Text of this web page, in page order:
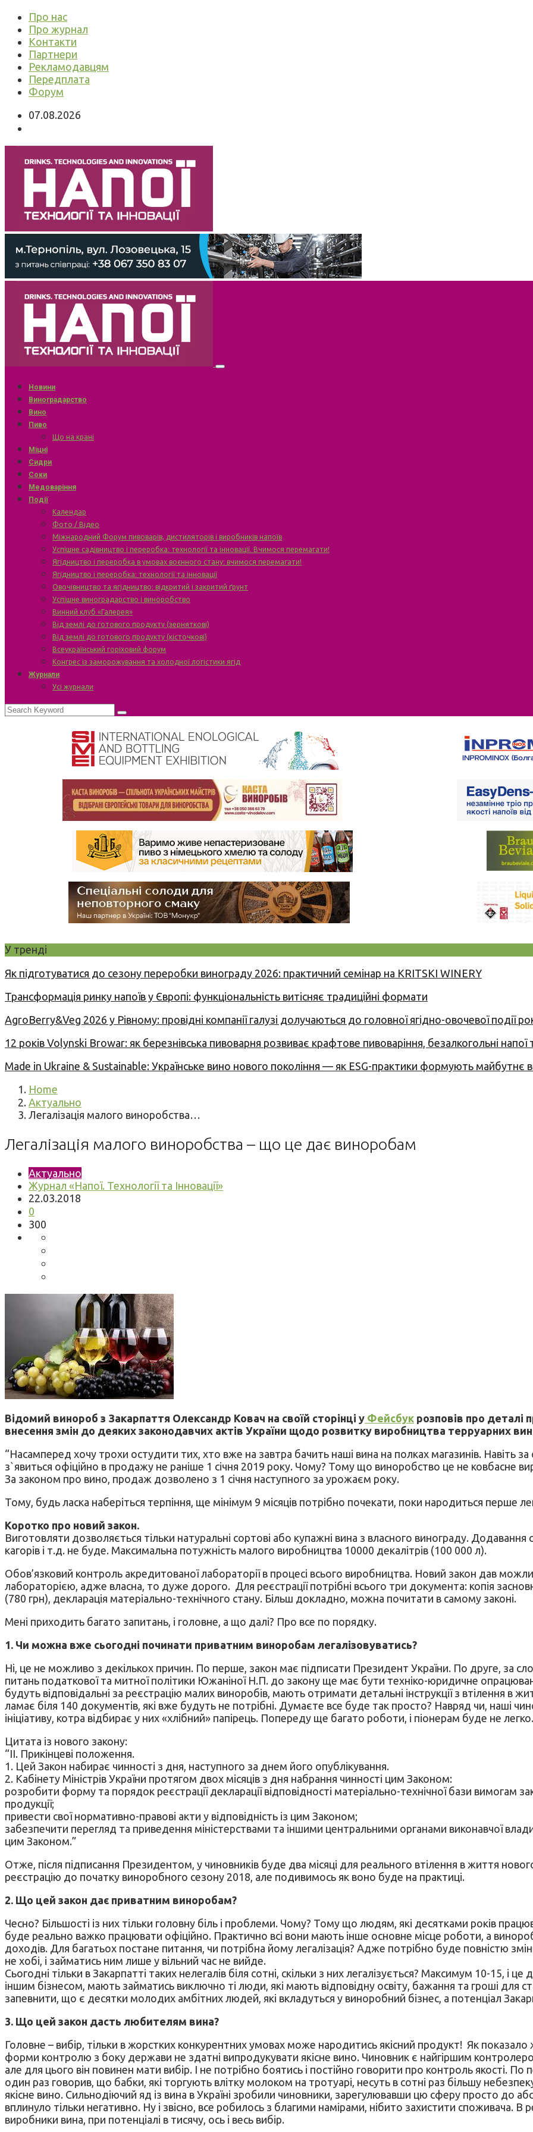
Про нас
Про журнал
Контакти
Партнери
Рекламодавцям
Передплата
Форум
07.08.2026
Новини
Виноградарство
Вино
Пиво
Що на крані
Міцні
Сидри
Соки
Медоваріння
Події
Календар
Фото / Відео
Міжнародний Форум пивоварів, дистиляторів і виробників напоїв
Успішне садівництво і переробка: технології та інновації. Вчимося перемагати!
Ягідництво і переробка в умовах воєнного стану: вчимося перемагати!
Ягідництво і переробка: технології та інновації
Овочівництво та ягідництво: відкритий і закритий ґрунт
Успішне виноградарство і виноробство
Винний клуб «Галерея»
Від землі до готового продукту (зерняткові)
Від землі до готового продукту (кісточкові)
Всеукраїнський горіховий форум
Конгрес із заморожування та холодної логістики ягід
Журнали
Усі журнали
У тренді
Як підготуватися до сезону переробки винограду 2026: практичний семінар на KRITSKI WINERY
Трансформація ринку напоїв у Європі: функціональність витісняє традиційні формати
AgroBerry&Veg 2026 у Рівному: провідні компанії галузі долучаються до головної ягідно-овочевої події
12 років Volynski Browar: як березнівська пивоварня розвиває крафтове пивоваріння, безалкогольні напої
Made in Ukraine & Sustainable: Українське вино нового покоління — як ESG-практики формують майбутнє
Home
Актуально
Легалізація малого виноробства…
Легалізація малого виноробства – що це дає виноробам
Актуально
Журнал «Напої. Технології та Інновації»
22.03.2018
0
300
Відомий винороб з Закарпаття Олександр Ковач на своїй сторінці у Фейсбук розповів про деталі
внесення змін до деяких законодавчих актів України щодо розвитку виробництва терруарних
“Насамперед хочу трохи остудити тих, хто вже на завтра бачить наші вина на полках магазинів. Навіть
з`явиться офіційно в продажу не раніше 1 січня 2019 року. Чому? Тому що виноробство це не ковбасне
За законом про вино, продаж дозволено з 1 січня наступного за урожаєм року.
Тому, будь ласка наберіться терпіння, ще мінімум 9 місяців потрібно почекати, поки народиться перше
Коротко про новий закон.
Виготовляти дозволяється тільки натуральні сортові або купажні вина з власного винограду.
кагорів і т.д. не буде. Максимальна потужність малого виробництва 10000 декалітрів (100 000 л).
Обов’язковий контроль акредитованої лабораторії в процесі всього виробництва. Новий закон дав
лабораторією, адже власна, то дуже дорого. Для реєстрації потрібні всього три документа: копія
(780 грн), декларація матеріально-технічного стану. Більш докладно, можна почитати в самому законі.
Мені приходить багато запитань, і головне, а що далі? Про все по порядку.
1. Чи можна вже сьогодні починати приватним виноробам легалізовуватись?
Ні, це не можливо з декількох причин. По перше, закон має підписати Президент України. По друге, за
питань податкової та митної політики Южаніної Н.П. до закону ще має бути техніко-юридичне
будуть відповідальні за реєстрацію малих виноробів, мають отримати детальні інструкції з втілення в
ламає біля 140 документів, які вже будуть не потрібні. Думаєте все буде так просто? Навряд чи, наші
ініціативу, котра відбирає у них «хлібний» папірець. Попереду ще багато роботи, і піонерам буде не легко.
Цитата із нового закону:
“IІ. Прикінцеві положення.
1. Цей Закон набирає чинності з дня, наступного за днем його опублікування.
2. Кабінету Міністрів України протягом двох місяців з дня набрання чинності цим Законом:
розробити форму та порядок реєстрації декларації відповідності матеріально-технічної бази вимогам
продукції;
привести свої нормативно-правові акти у відповідність із цим Законом;
забезпечити перегляд та приведення міністерствами та іншими центральними органами виконавчої влади
цим Законом.”
Отже, після підписання Президентом, у чиновників буде два місяці для реального втілення в життя
реєстрацію до початку виноробного сезону 2018, але подивимось як воно буде на практиці.
2. Що цей закон дає приватним виноробам?
Чесно? Більшості із них тільки головну біль і проблеми. Чому? Тому що людям, які десятками років
буде реально важко працювати офіційно. Практично всі вони мають інше основне місце роботи, а
доходів. Для багатьох постане питання, чи потрібна йому легалізація? Адже потрібно буде повністю
не хобі, і займатись ним лише у вільний час не вийде.
Сьогодні тільки в Закарпатті таких нелегалів біля сотні, скільки з них легалізується? Максимум 10-15,
іншим бізнесом, мають займатись виключно ті люди, які мають відповідну освіту, бажання та гроші для
запевнити, що є десятки молодих амбітних людей, які вкладуться у виноробний бізнес, а потенціал
3. Що цей закон дасть любителям вина?
Головне – вибір, тільки в жорстких конкурентних умовах може народитись якісний продукт! Як показало
форми контролю з боку держави не здатні випродукувати якісне вино. Чиновник є найгіршим
але для цього він повинен мати вибір. І не потрібно боятись і постійно говорити про контроль якості.
один раз говорив, що бабки, які торгують влітку молоком на тротуарі, несуть в сотні раз більшу
якісне вино. Сильнодіючий яд із вина в Україні зробили чиновники, зарегулювавши цю сферу просто до
вплинуло тільки негативно. Ну і звісно, все робилось з благими намірами, нібито захистити споживача. В
виробники вина, при потенціалі в тисячу, ось і весь вибір.